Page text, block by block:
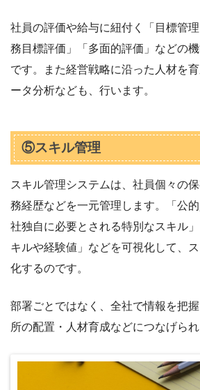
社員の評価や給与に紐付く「目標管
務目標評価」「多面的評価」などの
です。また経営戦略に沿った人材を
ータ分析なども、行います。
⑤スキル管理
スキル管理システムは、社員個々の
務経歴などを一元管理します。「公
社独自に必要とされる特別なスキル
キルや経験値」などを可視化して、
化するのです。
部署ごとではなく、全社で情報を把
所の配置・人材育成などにつなげられ